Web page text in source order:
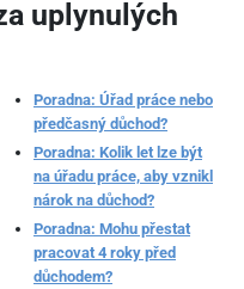
uplynulých
Poradna: Úřad práce nebo
předčasný důchod?
Poradna: Kolik let lze být
na úřadu práce, aby vznikl
nárok na důchod?
Poradna: Mohu přestat
pracovat 4 roky před
důchodem?